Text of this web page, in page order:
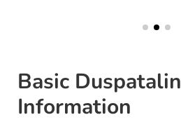
Basic Duspatalin
Information